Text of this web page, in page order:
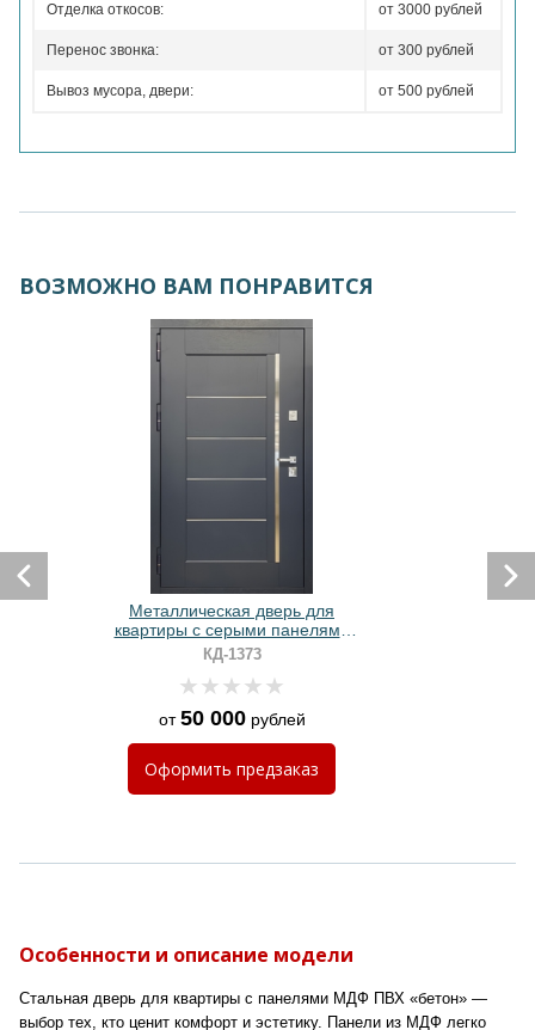
Отделка откосов: от 3000 рублей
Перенос звонка: от 300 рублей
Вывоз мусора, двери: от 500 рублей
ВОЗМОЖНО ВАМ ПОНРАВИТСЯ
Металлическая дверь для
квартиры с серыми панелями
МДФ и молдинговыми вставками
КД-1373
от50 000рублей
Оформить предзаказ
Особенности и описание модели
Стальная дверь для квартиры с панелями МДФ ПВХ «бетон» —
выбор тех, кто ценит комфорт и эстетику. Панели из МДФ легко